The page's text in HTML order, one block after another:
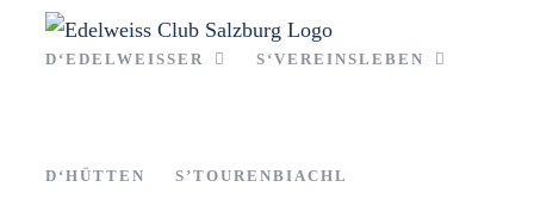
InhaltD‘EDELWEISSER S‘VEREINSLEBEN
D‘HÜTTEN S’TOURENBIACHL